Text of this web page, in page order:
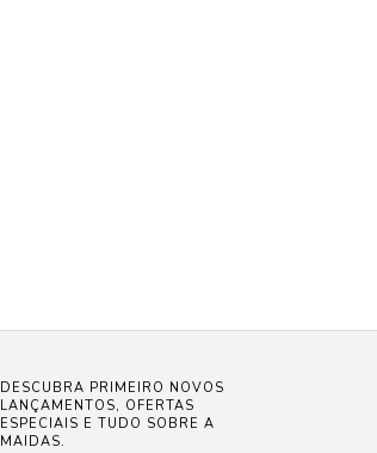
DESCUBRA PRIMEIRO NOVOS
LANÇAMENTOS, OFERTAS
ESPECIAIS E TUDO SOBRE A
MAIDAS.